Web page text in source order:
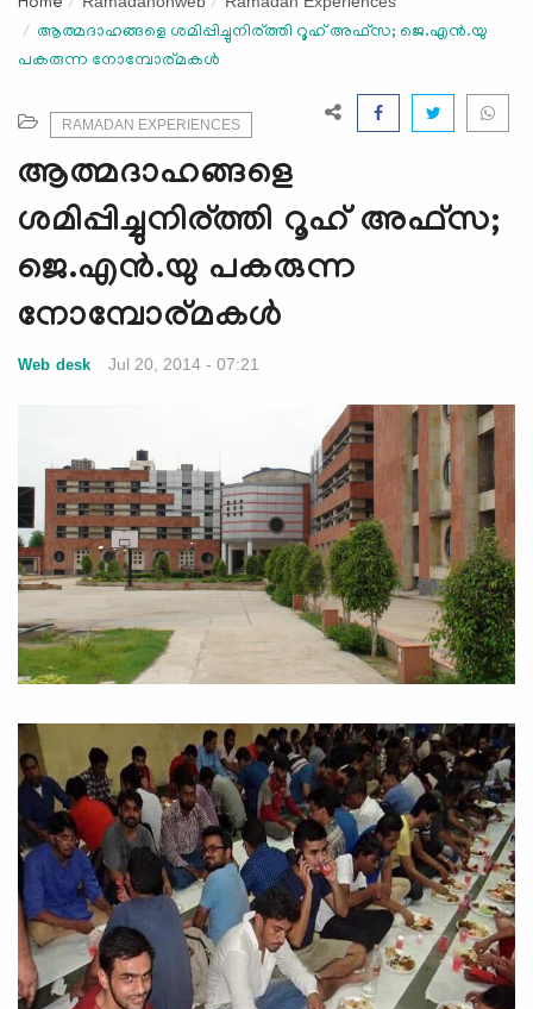
g
l
e
v
i
g
t
i
o
n
Home
ആത്മദാഹങ്ങളെ ശമിപ്പിച്ചുനിര്ത്തി റൂഹ് അഫ്‌സ; ജെ.എന്‍.യു
പകരുന്ന നോമ്പോര്മ‍കള്‍
RAMADAN EXPERIENCES
ആത്മദാഹങ്ങളെ
ശമിപ്പിച്ചുനിര്ത്തി റൂഹ് അഫ്‌സ;
ജെ.എന്‍.യു പകരുന്ന
നോമ്പോര്മ‍കള്‍
Web desk Jul 20, 2014 - 07:21